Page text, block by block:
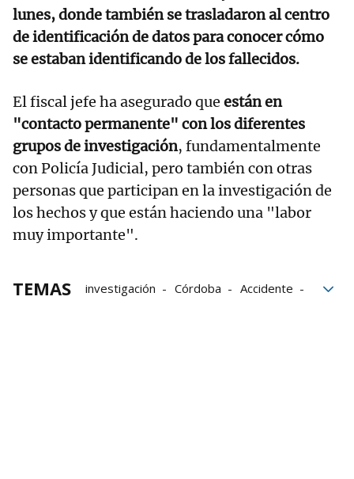
lunes, donde también se trasladaron al centro
de identificación de datos para conocer cómo
se estaban identificando de los fallecidos.
El fiscal jefe ha asegurado que están en
"contacto permanente" con los diferentes
grupos de investigación, fundamentalmente
con Policía Judicial, pero también con otras
personas que participan en la investigación de
los hechos y que están haciendo una "labor
muy importante".
TEMAS investigación Córdoba
Accidente